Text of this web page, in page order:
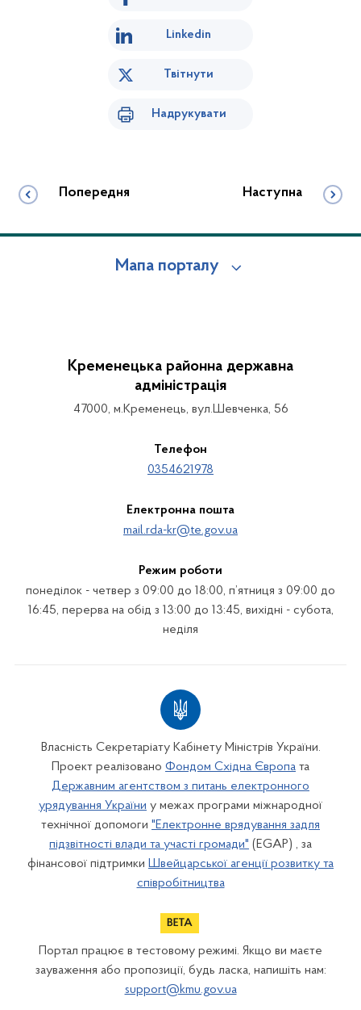
Linkedin
Твітнути
Надрукувати
Попередня Наступна
Мапа порталу
Кременецька районна державна
адміністрація
47000, м.Кременець, вул.Шевченка, 56
Телефон
0354621978
Електронна пошта
mail.rda-kr@te.gov.ua
Режим роботи
понеділок - четвер з 09:00 до 18:00, п’ятниця з 09:00 до
16:45, перерва на обід з 13:00 до 13:45, вихідні - субота,
неділя
Власність Секретаріату Кабінету Міністрів України.
Проект реалізовано Фондом Східна Європа та
Державним агентством з питань електронного
урядування України у межах програми міжнародної
технічної допомоги "Електронне врядування задля
підзвітності влади та участі громади" (EGAP) , за
фінансової підтримки Швейцарської агенції розвитку та
співробітництва
Портал працює в тестовому режимі. Якщо ви маєте
зауваження або пропозиції, будь ласка, напишіть нам:
support@kmu.gov.ua